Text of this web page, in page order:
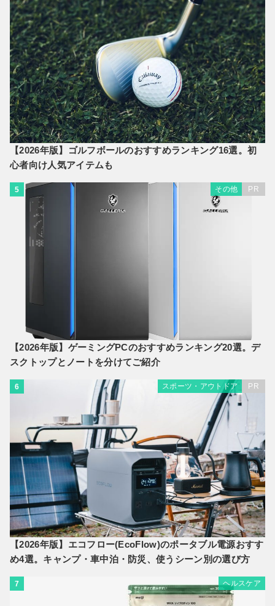
【2026年版】ゴルフボールのおすすめランキング16選。初
心者向け人気アイテムも
5 その他 PR
【2026年版】ゲーミングPCのおすすめランキング20選。デ
スクトップとノートを分けてご紹介
6 スポーツ・アウトドア PR
【2026年版】エコフロー(EcoFlow)のポータブル電源おすす
め4選。キャンプ・車中泊・防災、使うシーン別の選び方
7 ヘルスケア